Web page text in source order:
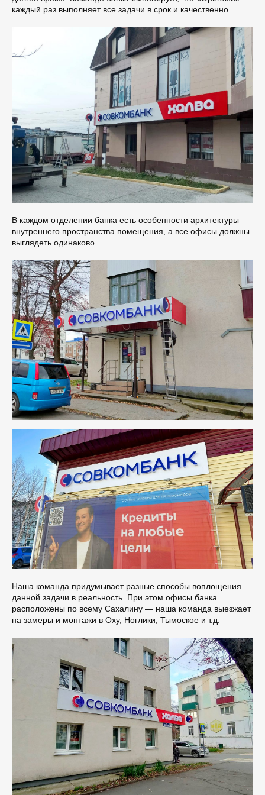
каждый раз выполняет все задачи в срок и качественно.
В каждом отделении банка есть особенности архитектуры
внутреннего пространства помещения, а все офисы должны
выглядеть одинаково.
Наша команда придумывает разные способы воплощения
данной задачи в реальность. При этом офисы банка
расположены по всему Сахалину — наша команда выезжает
на замеры и монтажи в Оху, Ноглики, Тымоское и т.д.
ОСТАВИТЬ ЗАЯВКУ
указанных вПолитике
ОСТАВИТЬ ЗАЯВКУ